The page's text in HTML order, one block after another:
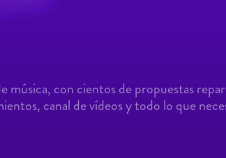
música, con cientos de propuestas
canal de vídeos y todo lo que